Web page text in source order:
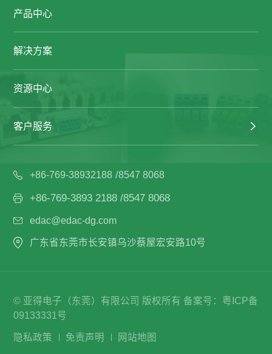
产品中心
解决方案
资源中心
客户服务
+86-769-38932188 /8547 8068
+86-769-3893 2188 /8547 8068
edac@edac-dg.com
广东省东莞市长安镇乌沙蔡屋宏安路10号
© 亚得电子（东莞）有限公司 版权所有备案号： 粤ICP备
09133331号
隐私政策 免责声明 网站地图